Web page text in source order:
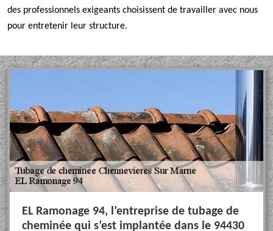
des professionnels exigeants choisissent de travailler avec nous
pour entretenir leur structure.
EL Ramonage 94, l’entreprise de tubage de
cheminée qui s’est implantée dans le 94430